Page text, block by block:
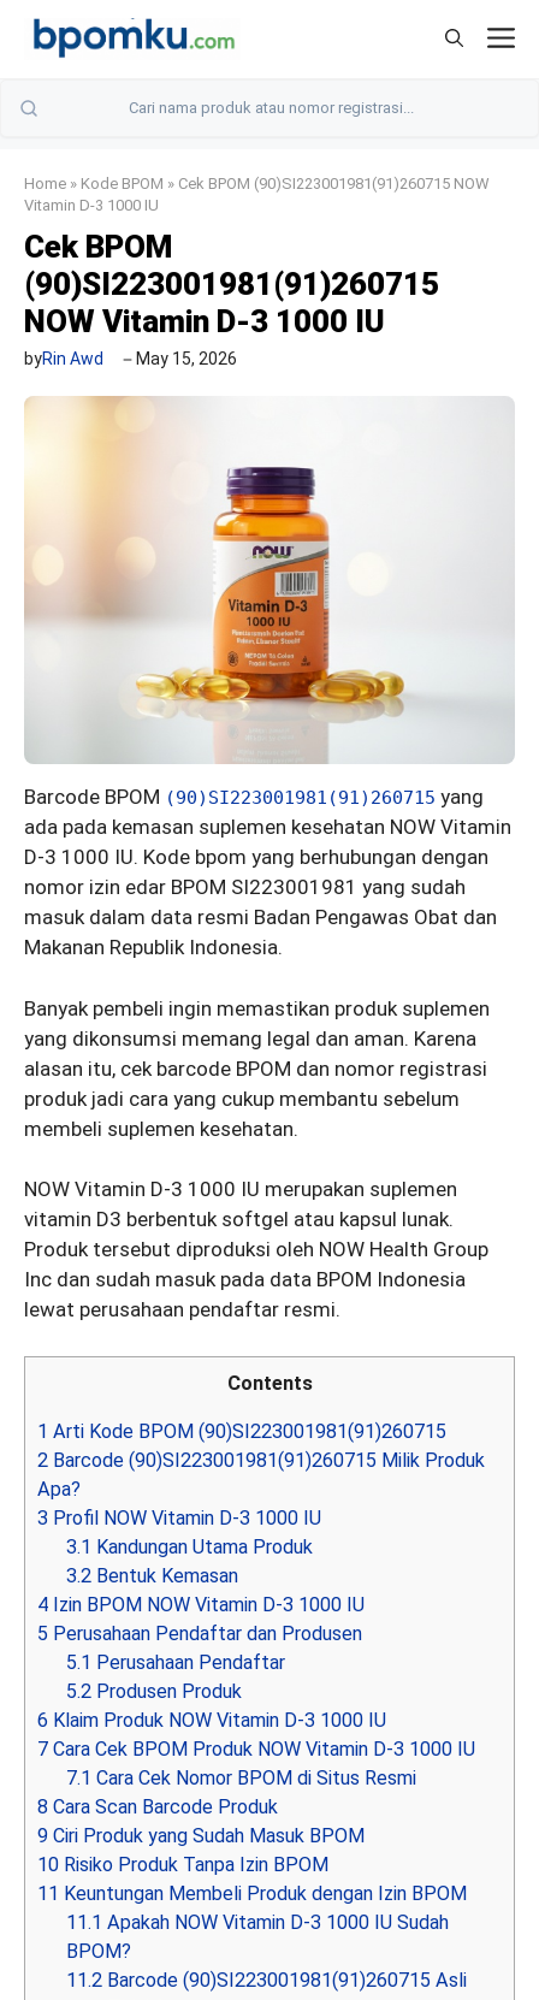
Skip
Home » Kode BPOM » Cek BPOM (90)SI223001981(91)260715 NOW
Vitamin D-3 1000 IU
Cek BPOM
(90)SI223001981(91)260715
NOW Vitamin D-3 1000 IU
byRin Awd May 15, 2026
Barcode BPOM (90)SI223001981(91)260715 yang
ada pada kemasan suplemen kesehatan NOW Vitamin
D-3 1000 IU. Kode bpom yang berhubungan dengan
nomor izin edar BPOM SI223001981 yang sudah
masuk dalam data resmi Badan Pengawas Obat dan
Makanan Republik Indonesia.
Banyak pembeli ingin memastikan produk suplemen
yang dikonsumsi memang legal dan aman. Karena
alasan itu, cek barcode BPOM dan nomor registrasi
produk jadi cara yang cukup membantu sebelum
membeli suplemen kesehatan.
NOW Vitamin D-3 1000 IU merupakan suplemen
vitamin D3 berbentuk softgel atau kapsul lunak.
Produk tersebut diproduksi oleh NOW Health Group
Inc dan sudah masuk pada data BPOM Indonesia
lewat perusahaan pendaftar resmi.
Contents
1 Arti Kode BPOM (90)SI223001981(91)260715
2 Barcode (90)SI223001981(91)260715 Milik Produk
Apa?
3 Profil NOW Vitamin D-3 1000 IU
3.1 Kandungan Utama Produk
3.2 Bentuk Kemasan
4 Izin BPOM NOW Vitamin D-3 1000 IU
5 Perusahaan Pendaftar dan Produsen
5.1 Perusahaan Pendaftar
5.2 Produsen Produk
6 Klaim Produk NOW Vitamin D-3 1000 IU
7 Cara Cek BPOM Produk NOW Vitamin D-3 1000 IU
7.1 Cara Cek Nomor BPOM di Situs Resmi
8 Cara Scan Barcode Produk
9 Ciri Produk yang Sudah Masuk BPOM
10 Risiko Produk Tanpa Izin BPOM
11 Keuntungan Membeli Produk dengan Izin BPOM
11.1 Apakah NOW Vitamin D-3 1000 IU Sudah
BPOM?
11.2 Barcode (90)SI223001981(91)260715 Asli